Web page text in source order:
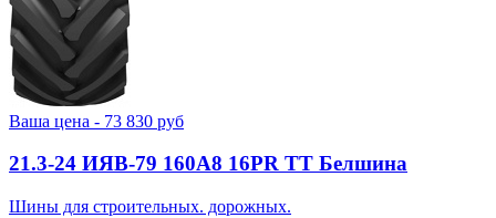
Ваша цена - 73 830 руб
21.3-24 ИЯВ-79 160A8 16PR TT Белшина
Шины для строительных. дорожных.